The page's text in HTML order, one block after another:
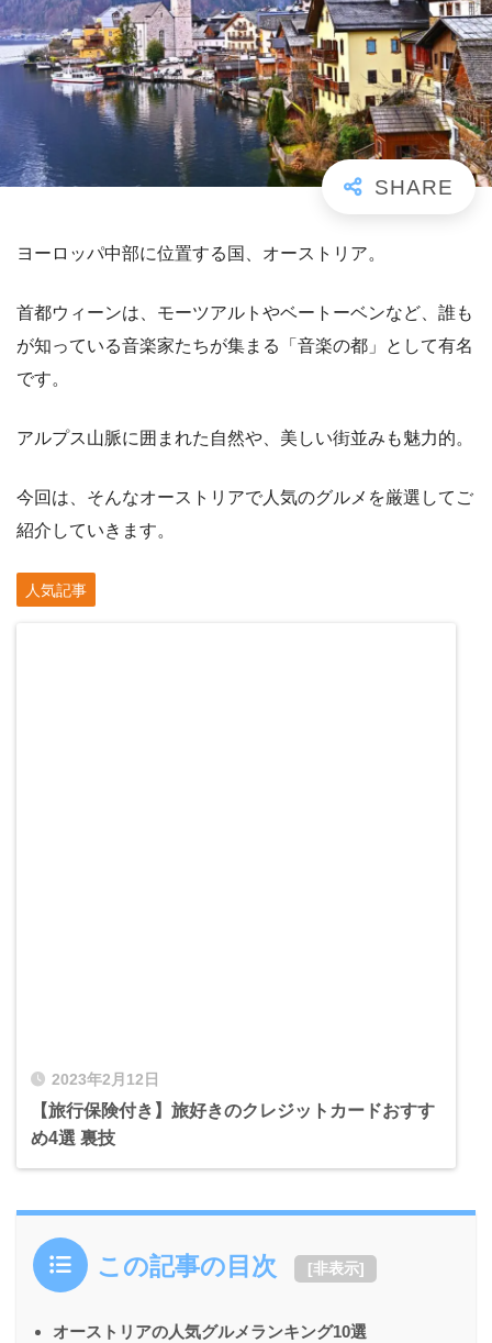
ヨーロッパ中部に位置する国、オーストリア。
首都ウィーンは、モーツアルトやベートーベンなど、誰も
が知っている音楽家たちが集まる「音楽の都」として有名
です。
アルプス山脈に囲まれた自然や、美しい街並みも魅力的。
今回は、そんなオーストリアで人気のグルメを厳選してご
紹介していきます。
人気記事
2023年2月12日
【旅行保険付き】旅好きのクレジットカードおすす
め4選 裏技
この記事の目次 [非表示]
オーストリアの人気グルメランキング10選